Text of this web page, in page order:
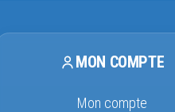
MON COMPTE
Mon compte